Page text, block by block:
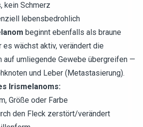
kein Schmerz
lebensbedrohlich
beginnt ebenfalls als braune
es wächst aktiv, verändert die
auf umliegende Gewebe übergreifen —
und Leber (Metastasierung).
Irismelanoms:
Größe oder Farbe
den Fleck zerstört/verändert